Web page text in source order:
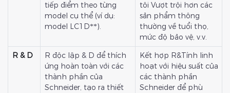
tiếp điểm theo từng
model cụ thể (ví dụ:
model LC1D**).
tôi Vượt trội hơn các
sản phẩm thông
thường về tuổi thọ,
mức độ bảo vệ, v.v.
R & D
R độc lập & D để thích
ứng hoàn toàn với các
thành phần của
Schneider, tạo ra thiết
Kết hợp R&Tính linh
hoạt với hiệu suất của
các thành phần
Schneider để phù